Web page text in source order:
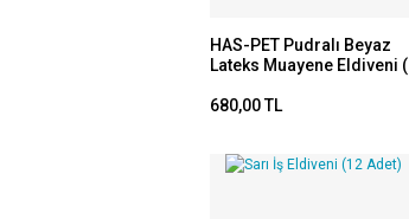
HAS-PET Pudralı Beyaz
Lateks Muayene Eldiveni (
680,00 TL